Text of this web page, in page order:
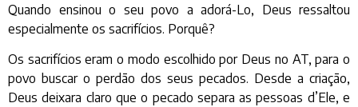
Quando ensinou o seu povo a adorá-Lo, Deus ressaltou
especialmente os sacrifícios. Porquê?
Os sacrifícios eram o modo escolhido por Deus no AT, para o
povo buscar o perdão dos seus pecados. Desde a criação,
Deus deixara claro que o pecado separa as pessoas d’Ele, e